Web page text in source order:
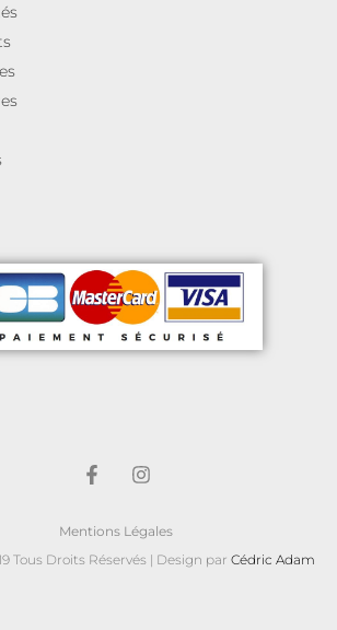
Mentions Légales
Tous Droits Réservés | Design par Cédric Adam